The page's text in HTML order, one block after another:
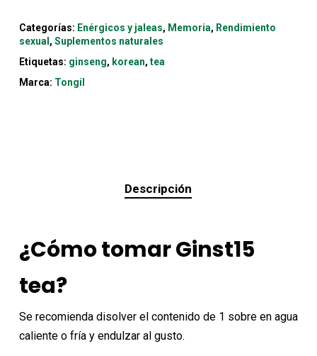
Categorías: Enérgicos y jaleas, Memoria, Rendimiento
sexual , Suplementos naturales
Etiquetas: ginseng, korean, tea
Marca: Tongil
Descripción
¿Cómo tomar Ginst15
tea?
Se recomienda disolver el contenido de 1 sobre en agua
caliente o fría y endulzar al gusto.